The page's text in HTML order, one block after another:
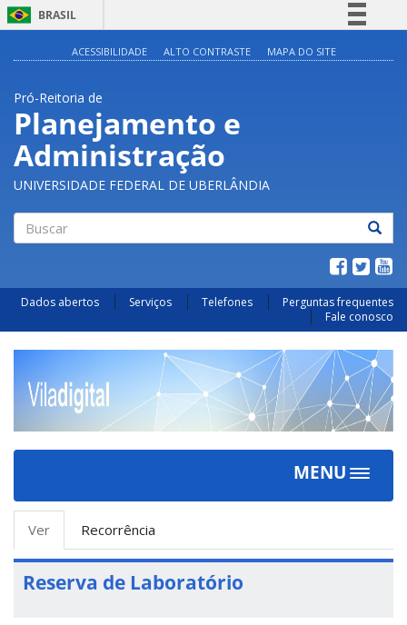
BRASIL
Acesso à informação
ACESSIBILIDADE ALTO CONTRASTE MAPA DO SITE
Pró-Reitoria de
Planejamento e
Administração
UNIVERSIDADE FEDERAL DE UBERLÂNDIA
Dados abertos Serviços Telefones
Perguntas frequentes
Fale conosco
MENU
Toggle
Abas
primárias
Ver
ativa)
Recorrência
Reserva de Laboratório